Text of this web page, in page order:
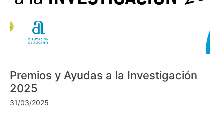
Premios y Ayudas a la Investigación
2025
31/03/2025